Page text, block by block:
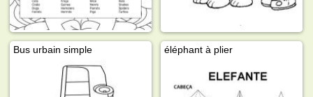
Bus urbain simple éléphant à plier